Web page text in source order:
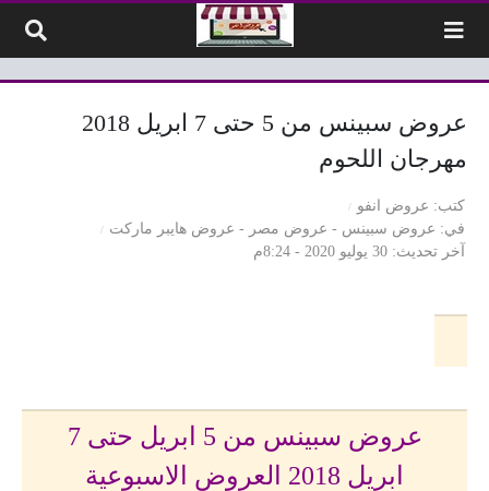
عروض سبينس من 5 حتى 7 ابريل 2018
مهرجان اللحوم
كتب
عروض انفو
في
عروض سبينس - عروض مصر - عروض هايبر ماركت
آخر تحديث 30 يوليو 2020 - 8:24م
عروض سبينس من 5 ابريل حتى 7
ابريل 2018 العروض الاسبوعية